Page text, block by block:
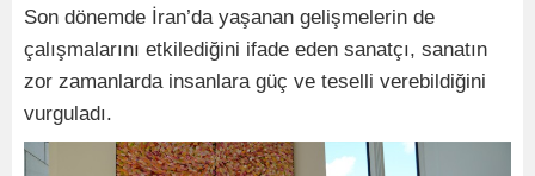
Son dönemde İran’da yaşanan gelişmelerin de
çalışmalarını etkilediğini ifade eden sanatçı, sanatın
zor zamanlarda insanlara güç ve teselli verebildiğini
vurguladı.